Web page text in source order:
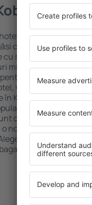
disponibile în
cazare potrivită
standarde ȋnalte
mici? Cu ajutorul
orice buget!
verificați metodele
în Kobe sunt situate
cât și puțin mai
disponibile pentru o
noapte atunci când
hotelul care vi se
pentru o